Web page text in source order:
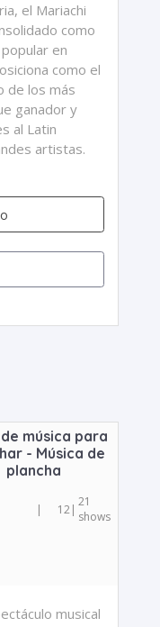
el Mariachi
como
en
como el
de los más
ganador y
al Latin
artistas.
música para
- Música de
plancha
| 12| 21
shows
musical